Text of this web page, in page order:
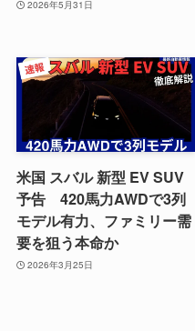
2026年5月31日
米国 スバル 新型 EV SUV
予告 420馬力AWDで3列
モデル有力、ファミリー需
要を狙う本命か
2026年3月25日